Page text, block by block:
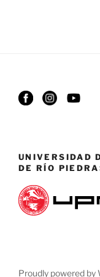
UNIVERSIDAD
DE RÍO
Proudly powered by